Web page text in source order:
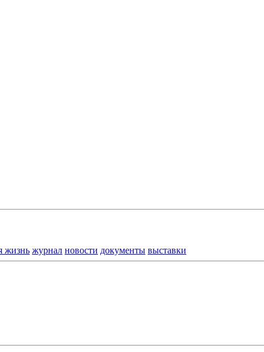
жизнь журнал новости документы выставки